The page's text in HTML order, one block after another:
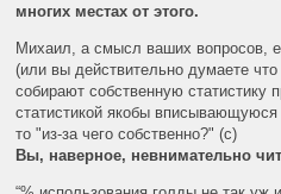
многих местах от этого.
Михаил, а смысл ваших вопросов,
(или вы действительно думаете
собирают собственную статистику
статистикой якобы
то "из-за чего собственно?" (с)
Вы, наверное, невнимательно